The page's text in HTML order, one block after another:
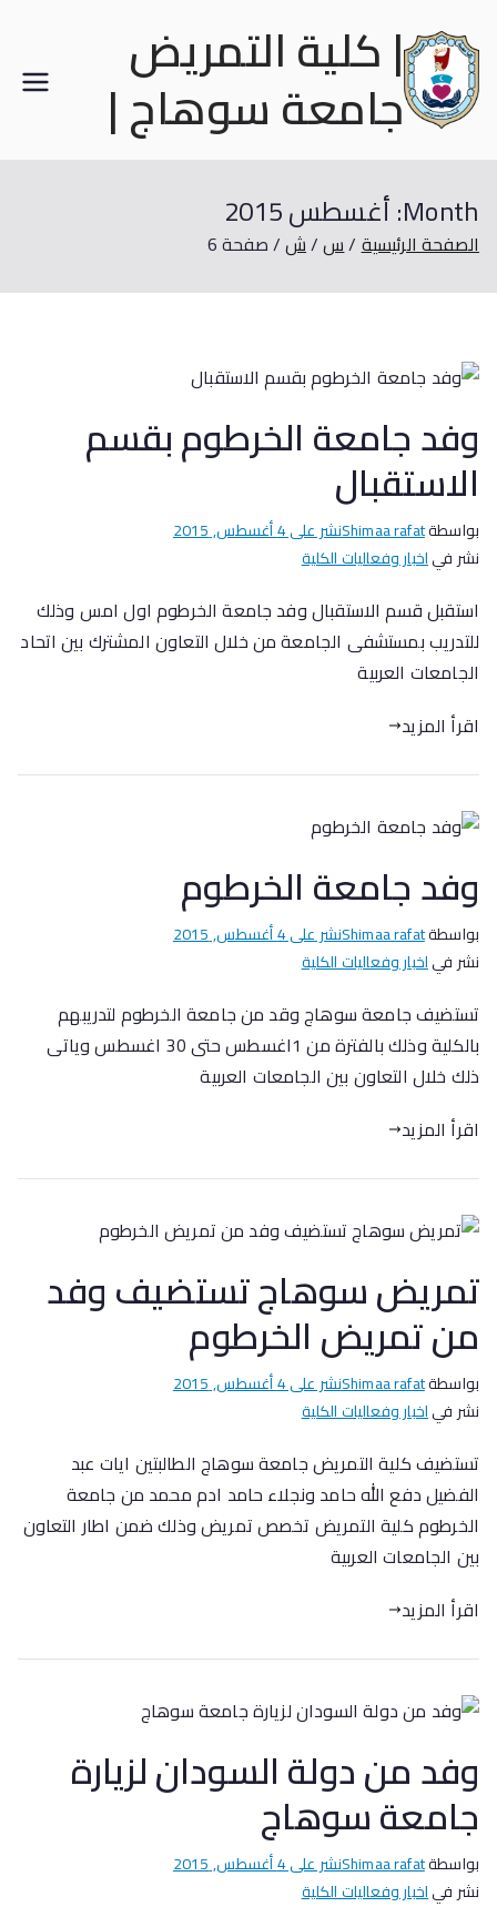
| كلية التمريض
جامعة سوهاج |
Month: أغسطس 2015
الصفحة الرئيسية س ش صفحة 6
وفد جامعة الخرطوم بقسم
الاستقبال
بواسطةShimaa rafatنشر على4 أغسطس, 2015
نشر فياخبار وفعاليات الكلية
استقبل قسم الاستقبال وفد جامعة الخرطوم اول امس وذلك
للتدريب بمستشفى الجامعة من خلال التعاون المشترك بين اتحاد
الجامعات العربية
اقرأ المزيد
وفد جامعة الخرطوم
بواسطةShimaa rafatنشر على4 أغسطس, 2015
نشر فياخبار وفعاليات الكلية
تستضيف جامعة سوهاج وقد من جامعة الخرطوم لتدريبهم
بالكلية وذلك بالفترة من 1اغسطس حتى 30 اغسطس وياتى
ذلك خلال التعاون بين الجامعات العربية
اقرأ المزيد
تمريض سوهاج تستضيف وفد
من تمريض الخرطوم
بواسطةShimaa rafatنشر على4 أغسطس, 2015
نشر فياخبار وفعاليات الكلية
تستضيف كلية التمريض جامعة سوهاج الطالبتين ايات عبد
الفضيل دفع الله حامد ونجلاء حامد ادم محمد من جامعة
الخرطوم كلية التمريض تخصص تمريض وذلك ضمن اطار التعاون
بين الجامعات العربية
اقرأ المزيد
وفد من دولة السودان لزيارة
جامعة سوهاج
بواسطةShimaa rafatنشر على4 أغسطس, 2015
نشر فياخبار وفعاليات الكلية